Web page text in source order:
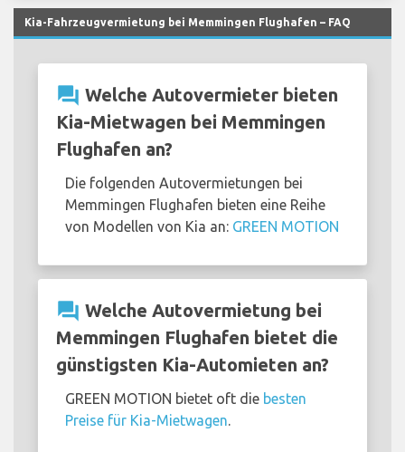
Kia-Fahrzeugvermietung bei Memmingen Flughafen – FAQ
question_answer Welche Autovermieter bieten
Kia-Mietwagen bei Memmingen
Flughafen an?
Die folgenden Autovermietungen bei
Memmingen Flughafen bieten eine Reihe
von Modellen von Kia an: GREEN MOTION
question_answer Welche Autovermietung bei
Memmingen Flughafen bietet die
günstigsten Kia-Automieten an?
GREEN MOTION bietet oft die besten
Preise für Kia-Mietwagen